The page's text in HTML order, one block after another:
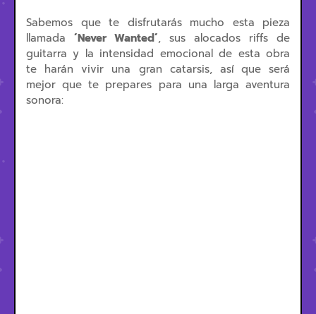
Sabemos que te disfrutarás mucho esta pieza
llamada ´Never Wanted´, sus alocados riffs de
guitarra y la intensidad emocional de esta obra
te harán vivir una gran catarsis, así que será
mejor que te prepares para una larga aventura
sonora: